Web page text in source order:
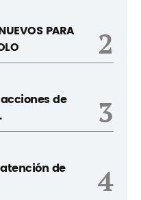
PARA
2
de
3
de
4